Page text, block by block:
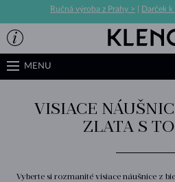
Ručná výroba z Prahy > Darček
MENU
VISIACE
ZLATA S
Vyberte si rozmanité visiace náušnice z